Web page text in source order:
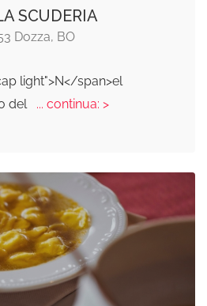
SCUDERIA
Dozza, BO
light">N</span>el
del
... continua: >